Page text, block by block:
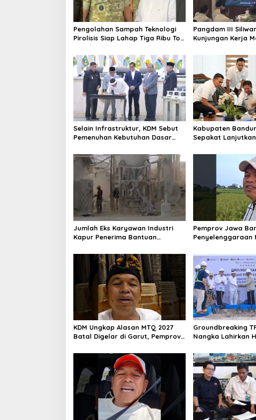
Pengolahan Sampah Teknologi
Pirolisis Siap Lahap Tiga Ribu Ton
Pangdam III
Kunjungan Kerja
Selain Infrastruktur, KDM Sebut
Pemenuhan Kebutuhan Dasar
Jabar 2027
Kabupaten
Sepakat
Pertumbuhan
Jumlah Eks Karyawan Industri
Kapur Penerima Bantuan
Identifikasi
Pemprov Jawa
Penyelenggaraan
Rumah
KDM Ungkap Alasan MTQ 2027
Batal Digelar di Garut, Pemprov
Groundbreaking
Nangka Lahirkan
Raya